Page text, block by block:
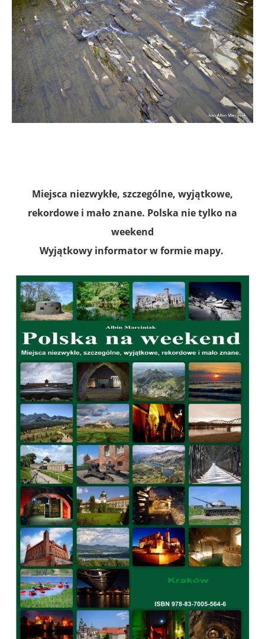
Miejsca niezwykłe, szczególne, wyjątkowe,
rekordowe i mało znane. Polska nie tylko na
weekend
Wyjątkowy informator w formie mapy.